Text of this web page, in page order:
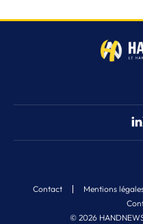
© 2026
Contact Mentions